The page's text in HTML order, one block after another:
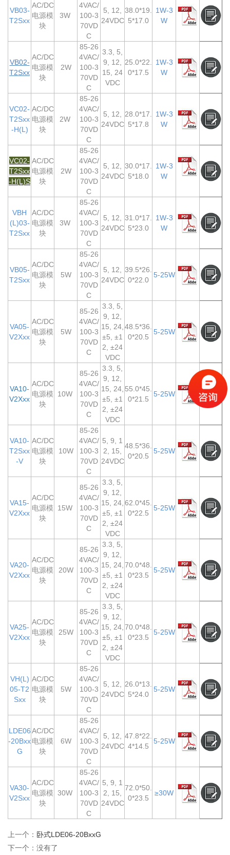
VB03-
T2Sxx
AC/DC
电源模
块
3W
4VAC/
100-3
70VD
C
5, 12,
24VDC
38.0*19.
5*17.0
1W-3
W
VB02-
T2Sxx
AC/DC
电源模
块
2W
85-26
4VAC/
100-3
70VD
C
3.3, 5,
9, 12,
15, 24
VDC
25.0*22.
0*17.5
1W-3
W
VC02-
T2Sxx
-H(L)
AC/DC
电源模
块
2W
85-26
4VAC/
100-3
70VD
C
5, 12,
24VDC
28.0*17.
5*17.8
1W-3
W
VC02-
T2Sxx
-H(L)S
AC/DC
电源模
块
2W
85-26
4VAC/
100-3
70VD
C
5, 12,
24VDC
30.0*17.
5*18.0
1W-3
W
VBH
(L)03-
T2Sxx
AC/DC
电源模
块
3W
85-26
4VAC/
100-3
70VD
C
5, 12,
24VDC
31.0*17.
5*23.0
1W-3
W
VB05-
T2Sxx
AC/DC
电源模
块
5W
85-26
4VAC/
100-3
70VD
C
5, 12,
24VDC
39.5*26.
0*22.0
5-25W
VA05-
V2Xxx
AC/DC
电源模
块
5W
85-26
4VAC/
100-3
70VD
C
3.3, 5,
9, 12,
15, 24,
±5, ±1
2, ±24
VDC
48.5*36.
0*20.5
5-25W
VA10-
V2Xxx
AC/DC
电源模
块
10W
85-26
4VAC/
100-3
70VD
C
3.3, 5,
9, 12,
15, 24,
±5, ±1
2, ±24
VDC
55.0*45.
0*21.5
5-25W
VA10-
T2Sxx
-V
AC/DC
电源模
块
10W
85-26
4VAC/
100-3
70VD
C
5, 9, 1
2, 15,
24VDC
48.5*36.
0*20.5
5-25W
VA15-
V2Xxx
AC/DC
电源模
块
15W
85-26
4VAC/
100-3
70VD
C
3.3, 5,
9, 12,
15, 24,
±5, ±1
2, ±24
VDC
62.0*45.
0*22.5
5-25W
VA20-
V2Xxx
AC/DC
电源模
块
20W
85-26
4VAC/
100-3
70VD
C
3.3, 5,
9, 12,
15, 24,
±5, ±1
2, ±24
VDC
70.0*48.
0*23.5
5-25W
VA25-
V2Xxx
AC/DC
电源模
块
25W
85-26
4VAC/
100-3
70VD
C
3.3, 5,
9, 12,
15, 24,
±5, ±1
2, ±24
VDC
70.0*48.
0*23.5
5-25W
VH(L)
05-T2
Sxx
AC/DC
电源模
块
5W
85-26
4VAC/
100-3
70VD
C
5, 12,
24VDC
26.0*13.
5*24.0
5-25W
LDE06
-20Bxx
G
AC/DC
电源模
块
6W
85-26
4VAC/
100-3
70VD
C
5, 12,
24VDC
47.8*22.
4*14.5
5-25W
VA30-
V2Sxx
AC/DC
电源模
块
30W
85-26
4VAC/
100-3
70VD
C
5, 9, 1
2, 15,
24VDC
72.0*50.
0*23.5
≥30W
上一个： 卧式LDE06-20BxxG
下一个：没有了